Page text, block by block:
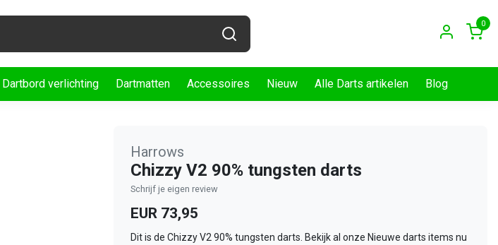
0
Dartbord verlichting Dartmatten Accessoires Nieuw Alle Darts artikelen Blog
Harrows
Chizzy V2 90% tungsten darts
Schrijf je eigen review
EUR 73,95
Dit is de Chizzy V2 90% tungsten darts. Bekijk al onze Nieuwe darts items nu